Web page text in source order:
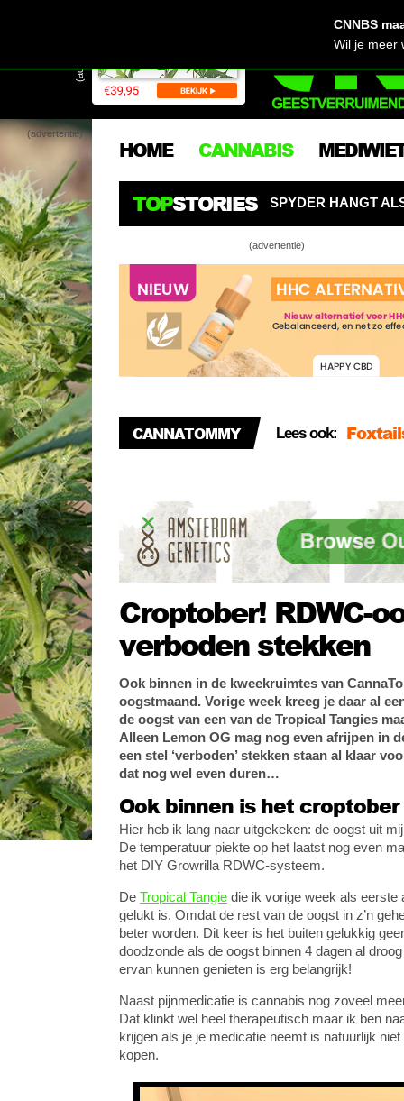
(advertentie)
(advertentie)
HOME CANNABIS
TOPSTORIES
SPYDER HANGT ALS EEN SPIN BOVEN
(advertentie)
CANNATOMMY Lees ook:
Croptober! RDWC-
verboden stekken
Ook binnen in de kweekruimtes van
oogstmaand. Vorige week kreeg je daar al
de oogst van een van de Tropical Tangies
Alleen Lemon OG mag nog even afrijpen in
een stel ‘verboden’ stekken staan al klaar
dat nog wel even duren…
Ook binnen is het croptober
Hier heb ik lang naar uitgekeken: de oogst uit
De temperatuur piekte op het laatst nog even
het DIY Growrilla RDWC-systeem.
De Tropical Tangie die ik vorige week als eerste
gelukt is. Omdat de rest van de oogst in z’n
beter worden. Dit keer is het buiten gelukkig
doodzonde als de oogst binnen 4 dagen al
ervan kunnen genieten is erg belangrijk!
Naast pijnmedicatie is cannabis nog zoveel
Dat klinkt wel heel therapeutisch maar ik ben
krijgen als je je medicatie neemt is natuurlijk
kopen.
CNNBS
Wil je meer